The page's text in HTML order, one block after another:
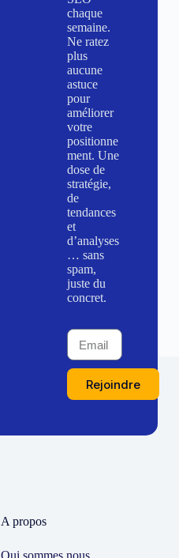
chaque
semaine.
Ne ratez
plus
aucune
astuce
pour
améliorer
votre
positionne
ment. Une
dose de
stratégie,
de
tendances
et
d’analyses
… sans
spam,
juste du
concret.
Rejoindre
A propos